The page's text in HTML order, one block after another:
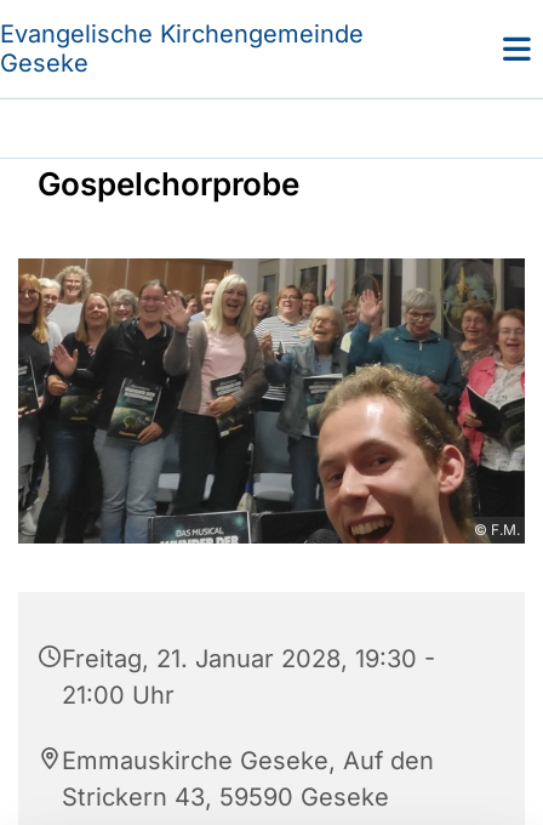
Evangelische Kirchengemeinde
Geseke
Gospelchorprobe
© F.M.
Freitag, 21. Januar 2028, 19:30 -
21:00 Uhr
Emmauskirche Geseke, Auf den
Strickern 43, 59590 Geseke